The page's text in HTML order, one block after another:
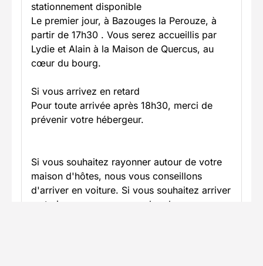
stationnement disponible
Le premier jour, à Bazouges la Perouze, à
partir de 17h30 . Vous serez accueillis par
Lydie et Alain à la Maison de Quercus, au
cœur du bourg.
Si vous arrivez en retard
Pour toute arrivée après 18h30, merci de
prévenir votre hébergeur.
Si vous souhaitez rayonner autour de votre
maison d'hôtes, nous vous conseillons
d'arriver en voiture. Si vous souhaitez arriver
en train, nous pouvons rechercher pour vous